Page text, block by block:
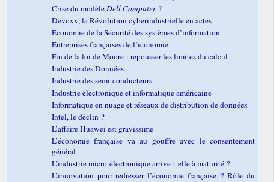
Crise du modèleDell Computer?
Devoxx, la Révolution cyberindustrielle en actes
Économie de la Sécurité des systèmes d’information
Entreprises françaises de l’iconomie
Fin de la loi de Moore : repousser les limites du calcul
Industrie des Données
Industrie des semi-conducteurs
Industrie électronique et informatique américaine
Informatique en nuage et réseaux de distribution de données
Intel, le déclin ?
L’affaire Huawei est gravissime
L’économie française va au gouffre avec le consentement
général
L’industrie micro-électronique arrive-t-elle à maturité ?
L’innovation pour redresser l’économie française ? Rôle du